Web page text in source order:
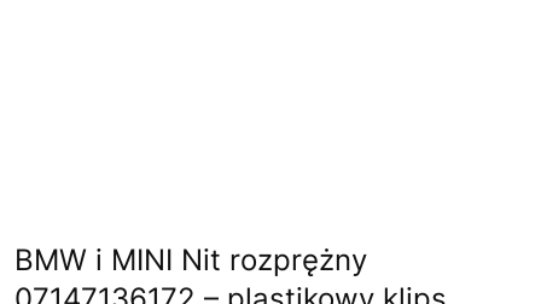
BMW i MINI Nit rozprężny